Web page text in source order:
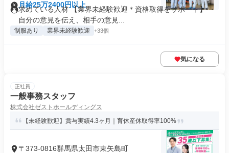
月給25万2400円以上
求めている人材 【業界未経験歓迎＊資格取得をサポート】 ・
自分の意見を伝え、相手の意見...
制服あり 業界未経験歓迎 +33個
気になる
正社員
一般事務スタッフ
株式会社ゼストホールディングス
【未経験歓迎】賞与実績4.3ヶ月｜育休産休取得率100%
〒373-0816群馬県太田市東矢島町